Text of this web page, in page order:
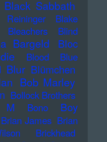
Black Sabbath
Reininger
Blake
Bleachers
Blind
Bargeld
Bloc
Blood
Blue
Blur Blümchen
Bob Marley
Bollock Brothers
M Bono
Boy
Brian James Brian
Brickhead